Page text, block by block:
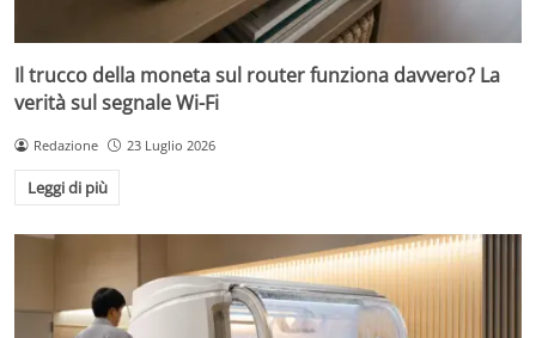
Il trucco della moneta sul router funziona davvero? La
verità sul segnale Wi-Fi
Redazione 23 Luglio 2026
Leggi di più